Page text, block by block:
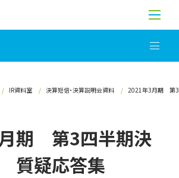
IR資料室 決算短信・決算説明会資料 2021年3月期 第
期 第3四半期決
質疑応答集